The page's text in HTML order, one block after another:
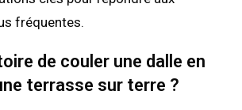
fréquentes.
de couler une dalle en
terrasse sur terre ?